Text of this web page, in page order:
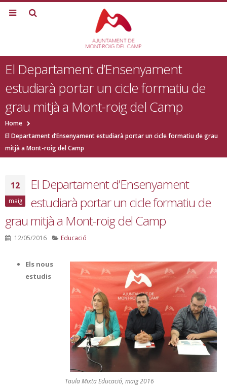
El Departament d’Ensenyament
estudiarà portar un cicle formatiu de
grau mitjà a Mont-roig del Camp
Home
El Departament d’Ensenyament estudiarà portar un cicle formatiu de grau
mitjà a Mont-roig del Camp
12
maig
El Departament d’Ensenyament
estudiarà portar un cicle formatiu de
grau mitjà a Mont-roig del Camp
12/05/2016 Educació
Taula Mixta Educació, maig 2016
Els nous
estudis